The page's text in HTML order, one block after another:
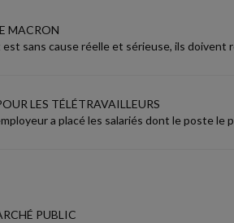
MACRON
sans cause réelle et sérieuse, ils doivent
LES TÉLÉTRAVAILLEURS
a placé les salariés dont le poste
PUBLIC